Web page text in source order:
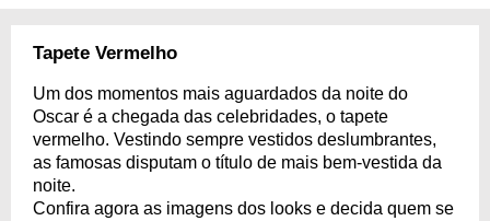
Tapete Vermelho
Um dos momentos mais aguardados da noite do
Oscar é a chegada das celebridades, o tapete
vermelho. Vestindo sempre vestidos deslumbrantes,
as famosas disputam o título de mais bem-vestida da
noite.
Confira agora as imagens dos looks e decida quem se